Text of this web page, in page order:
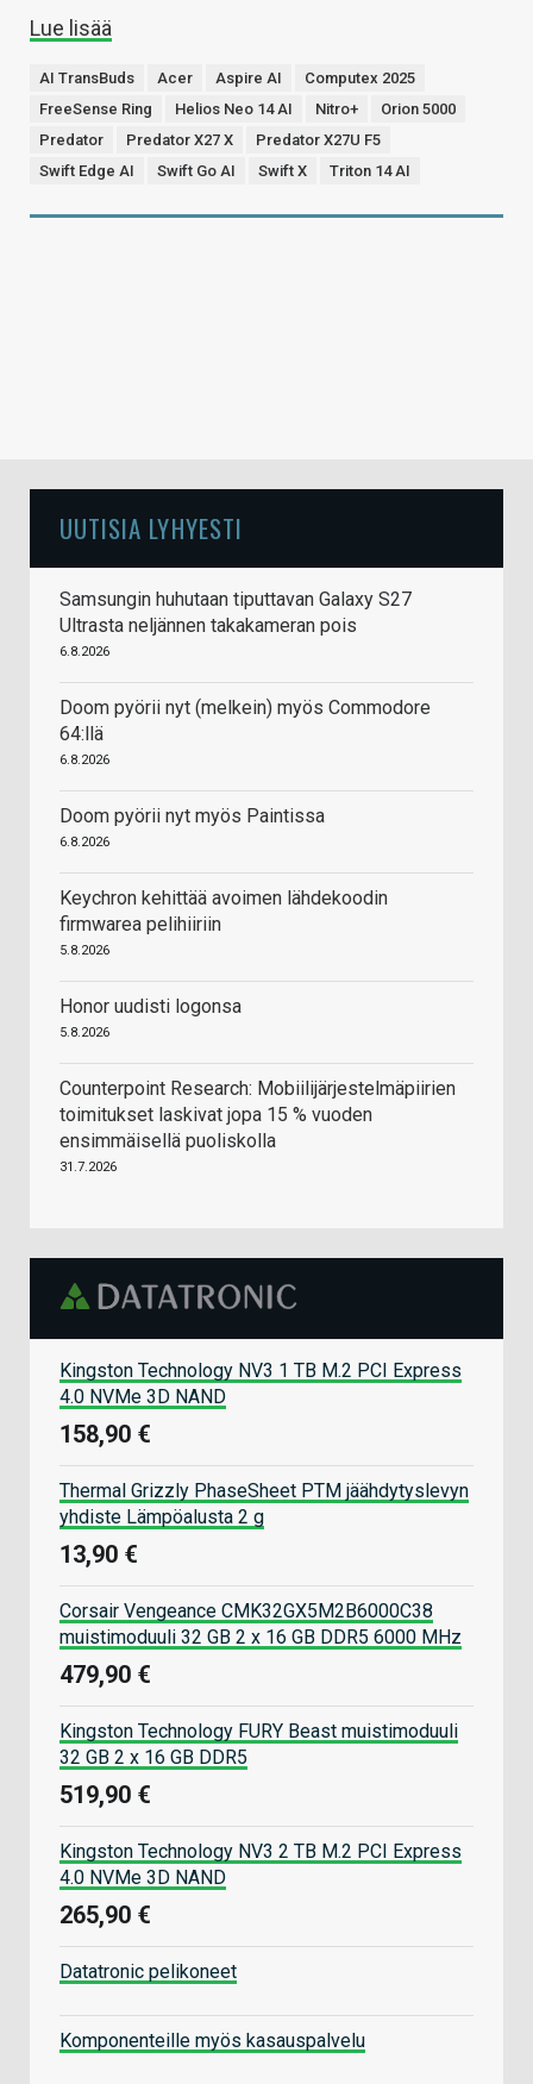
Lue lisää
AI TransBuds Acer Aspire AI
Computex 2025
FreeSense Ring
Helios Neo 14 AI Nitro+
Orion 5000
Predator
Predator X27 X
Predator X27U F5
Swift Edge AI
Swift Go AI Swift X Triton 14 AI
UUTISIA LYHYESTI
Samsungin huhutaan tiputtavan Galaxy S27
Ultrasta neljännen takakameran pois
6.8.2026
Doom pyörii nyt (melkein) myös Commodore
64:llä
6.8.2026
Doom pyörii nyt myös Paintissa
6.8.2026
Keychron kehittää avoimen lähdekoodin
firmwarea pelihiiriin
5.8.2026
Honor uudisti logonsa
5.8.2026
Counterpoint Research: Mobiilijärjestelmäpiirien
toimitukset laskivat jopa 15 % vuoden
ensimmäisellä puoliskolla
31.7.2026
Kingston Technology NV3 1 TB M.2 PCI Express
4.0 NVMe 3D NAND
158,90 €
Thermal Grizzly PhaseSheet PTM jäähdytyslevyn
yhdiste Lämpöalusta 2 g
13,90 €
Corsair Vengeance CMK32GX5M2B6000C38
muistimoduuli 32 GB 2 x 16 GB DDR5 6000 MHz
479,90 €
Kingston Technology FURY Beast muistimoduuli
32 GB 2 x 16 GB DDR5
519,90 €
Kingston Technology NV3 2 TB M.2 PCI Express
4.0 NVMe 3D NAND
265,90 €
Datatronic pelikoneet
Komponenteille myös kasauspalvelu